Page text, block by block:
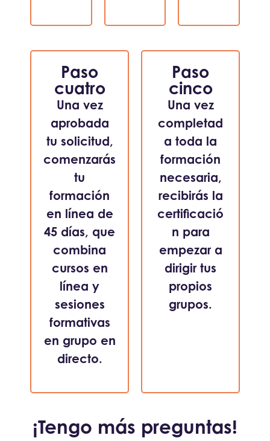
Paso
cuatro
Una vez
aprobada
tu solicitud,
comenzarás
tu
formación
en línea de
45 días, que
combina
cursos en
línea y
sesiones
formativas
en grupo en
directo.
Paso
cinco
Una vez
completad
a toda la
formación
necesaria,
recibirás la
certificació
n para
empezar a
dirigir tus
propios
grupos.
¡Tengo más preguntas!